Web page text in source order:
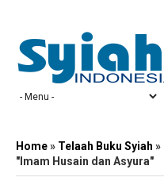
Home» Telaah Buku Syiah »
"Imam Husain dan Asyura"